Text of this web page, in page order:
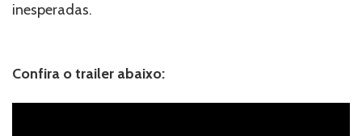
inesperadas.
Confira o trailer abaixo: